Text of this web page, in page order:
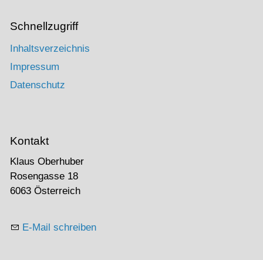
Schnellzugriff
Inhaltsverzeichnis
Impressum
Datenschutz
Kontakt
Klaus Oberhuber
Rosengasse 18
6063 Österreich
E-Mail schreiben